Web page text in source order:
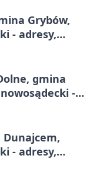
Grybów,
- adresy,
gmina
-
- adresy,